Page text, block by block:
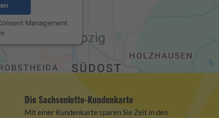
Management
Die Sachsenlotto-Kundenkarte
Mit einer Kundenkarte sparen Sie Zeit in den